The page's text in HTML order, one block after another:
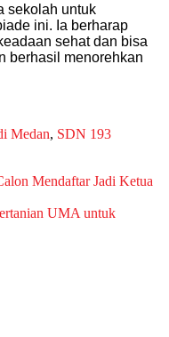
sekolah untuk
ini. Ia berharap
sehat dan bisa
berhasil menorehkan
Medan, SDN 193
Mendaftar Jadi Ketua
UMA untuk